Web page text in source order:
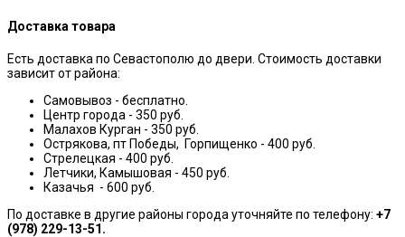
Доставка товара
Есть доставка по Севастополю до двери. Стоимость доставки
зависит от района:
Самовывоз - бесплатно.
Центр города - 350 руб.
Малахов Курган - 350 руб.
Острякова, пт Победы, Горпищенко - 400 руб.
Стрелецкая - 400 руб.
Летчики, Камышовая - 450 руб.
Казачья - 600 руб.
По доставке в другие районы города уточняйте по телефону: +7
(978) 229-13-51.